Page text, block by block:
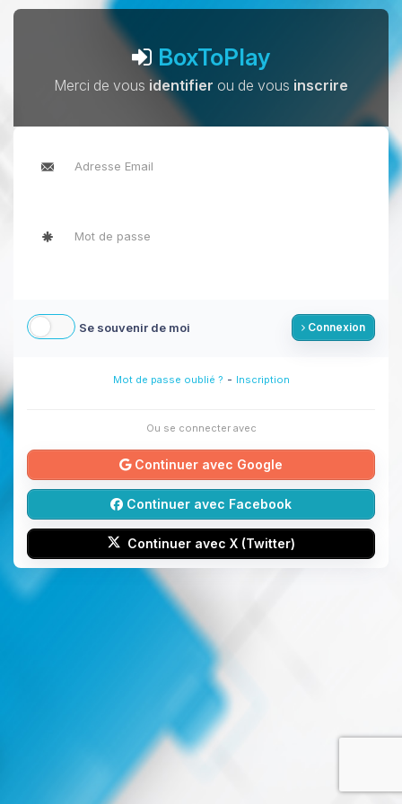
BoxToPlay
Merci de vous identifier ou de vous inscrire
Se souvenir de moi Connexion
Mot de passe oublié ? - Inscription
Ou se connecter avec
Continuer avec Google
Continuer avec Facebook
Continuer avec X (Twitter)